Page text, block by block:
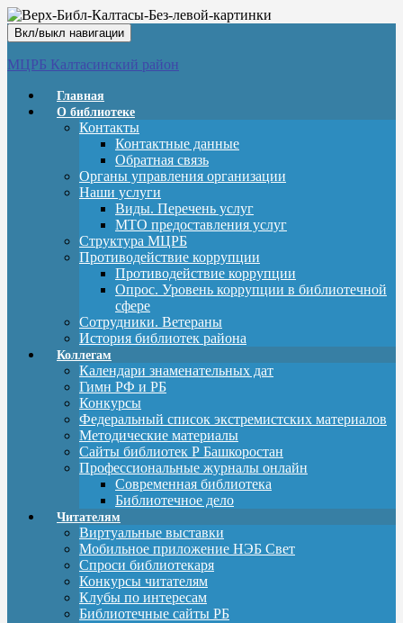
Вкл/выкл навигации
МЦРБ Калтасинский район
Главная
О библиотеке
Контакты
Контактные данные
Обратная связь
Органы управления организации
Наши услуги
Виды. Перечень услуг
МТО предоставления услуг
Структура МЦРБ
Противодействие коррупции
Противодействие коррупции
Опрос. Уровень коррупции в библиотечной
сфере
Сотрудники. Ветераны
История библиотек района
Коллегам
Календари знаменательных дат
Гимн РФ и РБ
Конкурсы
Федеральный список экстремистских материалов
Методические материалы
Сайты библиотек Р Башкоростан
Профессиональные журналы онлайн
Современная библиотека
Библиотечное дело
Читателям
Виртуальные выставки
Мобильное приложение НЭБ Свет
Спроси библиотекаря
Конкурсы читателям
Клубы по интересам
Библиотечные сайты РБ